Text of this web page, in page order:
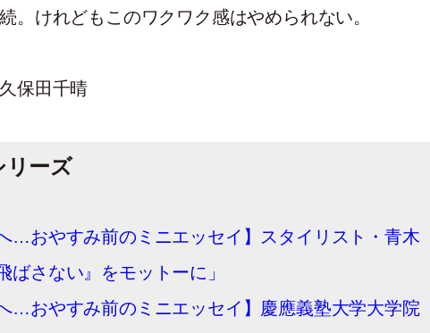
。けれどもこのワクワク感はやめられない。
保田千晴
リーズ
…おやすみ前のミニエッセイ】スタイリスト・青木
ばさない』をモットーに」
…おやすみ前のミニエッセイ】慶應義塾大学大学院